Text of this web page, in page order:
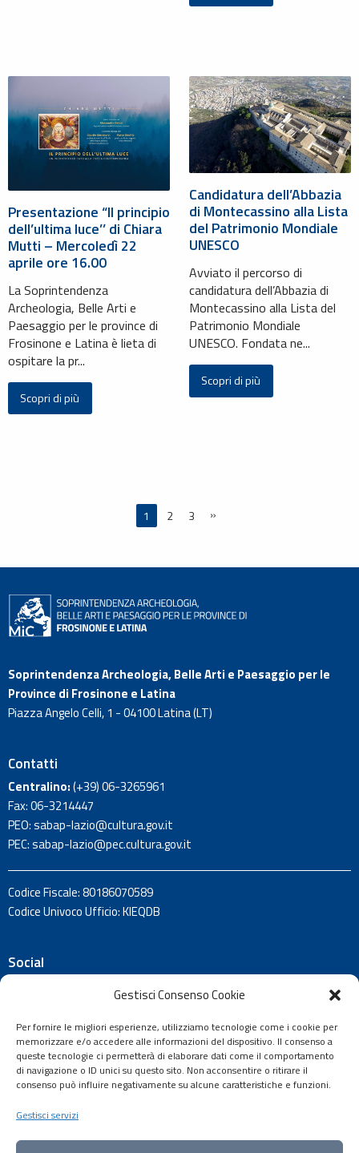
Gestisci Consenso Cookie
Per fornire le migliori esperienze, utilizziamo tecnologie come i cookie per
memorizzare e/o accedere alle informazioni del dispositivo. Il consenso a
queste tecnologie ci permetterà di elaborare dati come il comportamento
di navigazione o ID unici su questo sito. Non acconsentire o ritirare il
consenso può influire negativamente su alcune caratteristiche e funzioni.
Gestisci servizi
Presentazione “ll principio
dell’ultima luce’’ di Chiara
Mutti – Mercoledì 22
aprile ore 16.00
La Soprintendenza
Archeologia, Belle Arti e
Paesaggio per le province di
Frosinone e Latina è lieta di
ospitare la pr...
Scopri di più
Candidatura dell’Abbazia
di Montecassino alla Lista
del Patrimonio Mondiale
UNESCO
Avviato il percorso di
candidatura dell’Abbazia di
Montecassino alla Lista del
Patrimonio Mondiale
UNESCO. Fondata ne...
Scopri di più
1 2 3 »
Soprintendenza Archeologia, Belle Arti e Paesaggio per le
Province di Frosinone e Latina
Piazza Angelo Celli, 1 - 04100 Latina (LT)
Contatti
Centralino:(+39)06-3265961
Fax: 06-3214447
PEO:sabap-lazio@cultura.gov.it
PEC:sabap-lazio@pec.cultura.gov.it
Codice Fiscale: 80186070589
Codice Univoco Ufficio: KIEQDB
Social
Rimani aggiornato sulle attività e le promozioni del territorio
di Frosinone e Latina: